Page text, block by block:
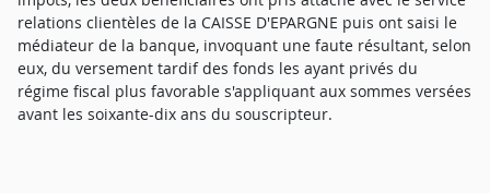
relations clientèles de la CAISSE D'EPARGNE puis ont saisi le
médiateur de la banque, invoquant une faute résultant, selon
eux, du versement tardif des fonds les ayant privés du
régime fiscal plus favorable s'appliquant aux sommes versées
avant les soixante-dix ans du souscripteur.